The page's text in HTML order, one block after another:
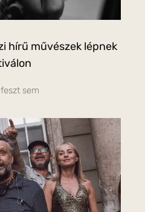
hírű művészek lépnek
sem